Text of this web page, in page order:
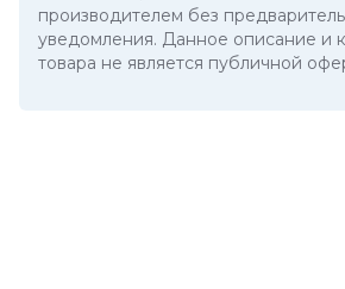
производителем без
уведомления. Данное описание и
товара не является публичной